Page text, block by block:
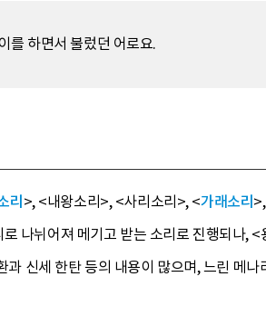
를 하면서 불렀던 어로요.
리>, <내왕소리>, <사리소리>, <가래소리
나뉘어져 메기고 받는 소리로 진행되나,
신세 한탄 등의 내용이 많으며, 느린 메